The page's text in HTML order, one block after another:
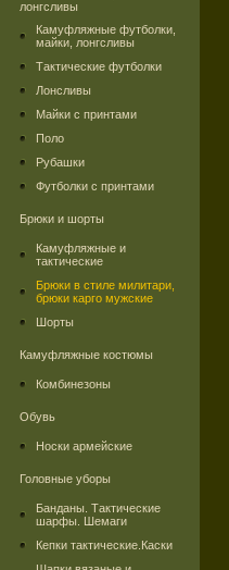
лонгсливы
Камуфляжные футболки,
майки, лонгсливы
Тактические футболки
Лонсливы
Майки с принтами
Поло
Рубашки
Футболки с принтами
Брюки и шорты
Камуфляжные и
тактические
Брюки в стиле милитари,
брюки карго мужские
Шорты
Камуфляжные костюмы
Комбинезоны
Обувь
Носки армейские
Головные уборы
Банданы. Тактические
шарфы. Шемаги
Кепки тактические.Каски